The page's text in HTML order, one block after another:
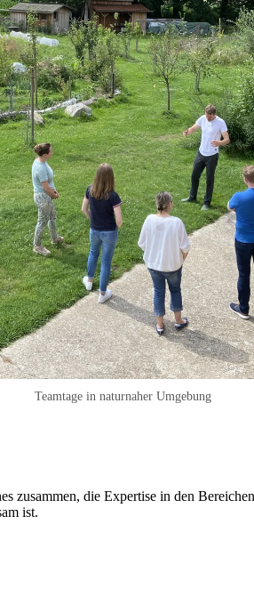
Teamtage in naturnaher Umgebung
zusammen, die Expertise in den
ist.